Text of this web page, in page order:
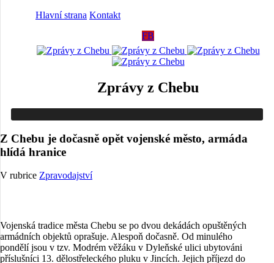
Hlavní strana Kontakt
FB
Zprávy z Chebu
Z Chebu je dočasně opět vojenské město, armáda
hlídá hranice
V rubrice Zpravodajství
Vojenská tradice města Chebu se po dvou dekádách opuštěných
armádních objektů oprašuje. Alespoň dočasně. Od minulého
pondělí jsou v tzv. Modrém věžáku v Dyleňské ulici ubytováni
příslušníci 13. dělostřeleckého pluku v Jincích. Jejich příjezd do